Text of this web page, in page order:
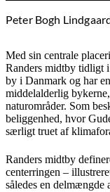
Peter Bogh
Med sin centrale
Randers midtby tidligt
by i Danmark og har
middelalderlig
naturområder. Som
beliggenhed, hvor
særligt truet af
Randers midtby
centerringen –
således en delmængde